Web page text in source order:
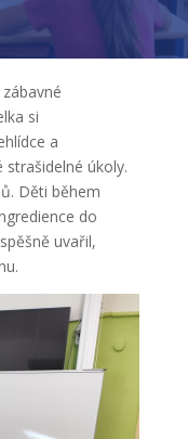
si
a
úkoly.
Děti během
do
uvařil,